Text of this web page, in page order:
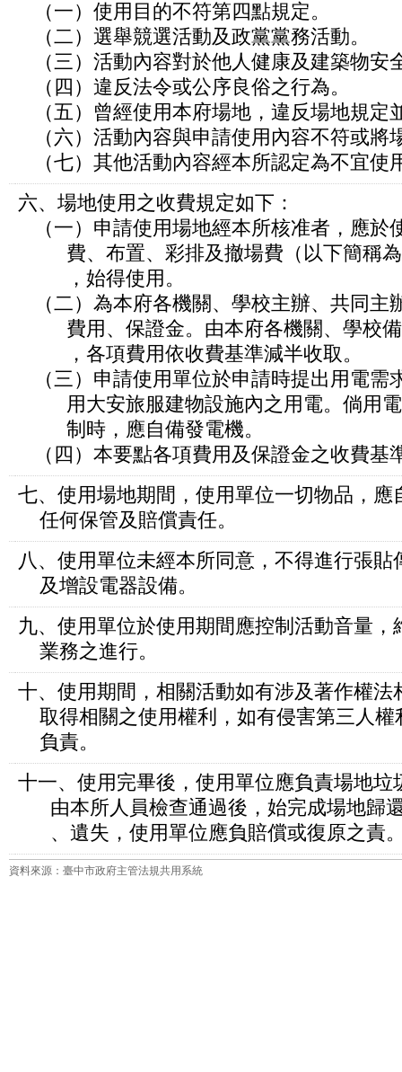
（一）使用目的不符第四點規定。
（二）選舉競選活動及政黨黨務活動。
（三）活動內容對於他人健康及建築物安
（四）違反法令或公序良俗之行為。
（五）曾經使用本府場地，違反場地規定
（六）活動內容與申請使用內容不符或將
（七）其他活動內容經本所認定為不宜使
六、場地使用之收費規定如下：
（一）申請使用場地經本所核准者，應於
費、布置、彩排及撤場費（以下簡稱為
，始得使用。
（二）為本府各機關、學校主辦、共同主
費用、保證金。由本府各機關、學校備
，各項費用依收費基準減半收取。
（三）申請使用單位於申請時提出用電需
用大安旅服建物設施內之用電。倘用電
制時，應自備發電機。
（四）本要點各項費用及保證金之收費基
七、使用場地期間，使用單位一切物品，
任何保管及賠償責任。
八、使用單位未經本所同意，不得進行張
及增設電器設備。
九、使用單位於使用期間應控制活動音量
業務之進行。
十、使用期間，相關活動如有涉及著作權
取得相關之使用權利，如有侵害第三人權
負責。
十一、使用完畢後，使用單位應負責場地
由本所人員檢查通過後，始完成場地歸
、遺失，使用單位應負賠償或復原之責
資料來源：臺中市政府主管法規共用系統